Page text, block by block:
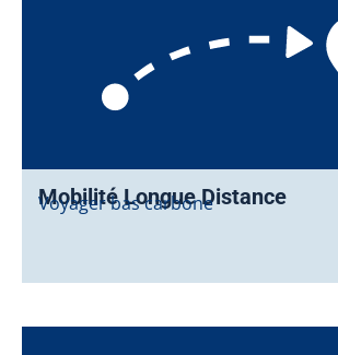
Mobilité Longue Distance
Voyager bas carbone